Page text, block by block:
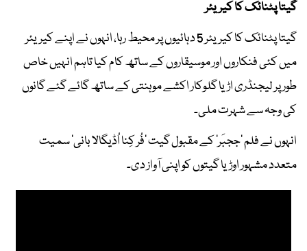
گیتا پٹنائک کا کیریئر
گیتا پٹنائک کا کیریئر 5 دہائیوں پر محیط رہا، انہوں نے اپنے کیریئر
میں کئی فنکاروں اور موسیقاروں کے ساتھ کام کیا تاہم انہیں خاص
طور پر لیجنڈری اڑیا گلوکار اکشے موہنتی کے ساتھ گائے گئے گانوں
کی وجہ سے شہرت ملی۔
انہوں نے فلم ’ججبَر‘ کے مقبول گیت ’فُر کِنا اُڈیگالا بانی‘ سمیت
متعدد مشہور اوڑیا گیتوں کو اپنی آواز دی۔